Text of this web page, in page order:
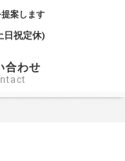
案します
日祝定休)
合わせ